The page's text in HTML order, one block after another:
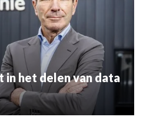
het delen van data